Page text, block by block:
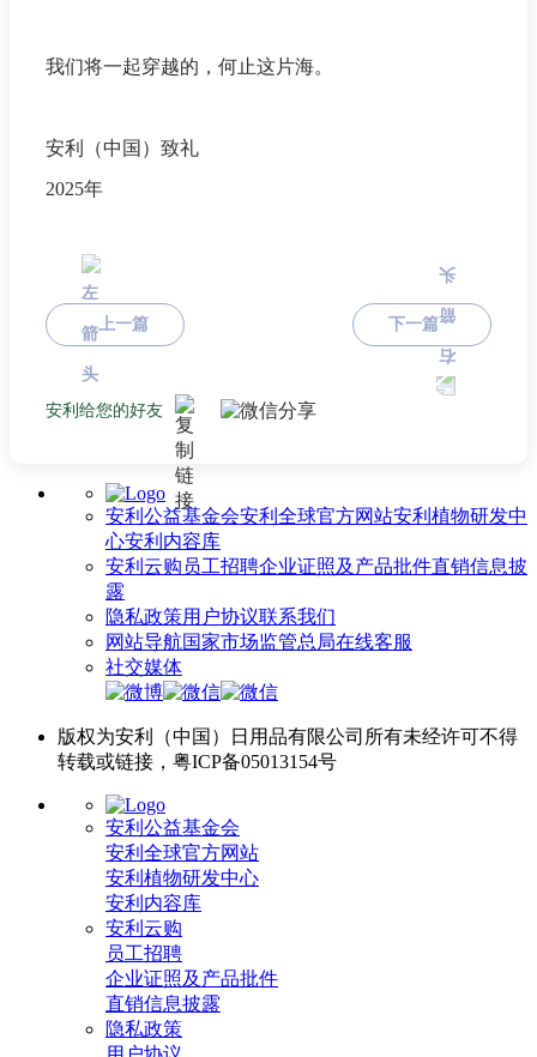
我们将一起穿越的，何止这片海。
安利（中国）致礼
2025年
上一篇 下一篇
安利给您的好友
安利公益基金会安利全球官方网站安利植物研发中
心安利内容库
安利云购 员工招聘企业证照及产品批件直销信息披
露
隐私政策用户协议联系我们
网站导航国家市场监管总局在线客服
社交媒体
版权为安利（中国）日用品有限公司所有未经许可不得
转载或链接，粤ICP备05013154号
安利公益基金会
安利全球官方网站
安利植物研发中心
安利内容库
安利云购
员工招聘
企业证照及产品批件
直销信息披露
隐私政策